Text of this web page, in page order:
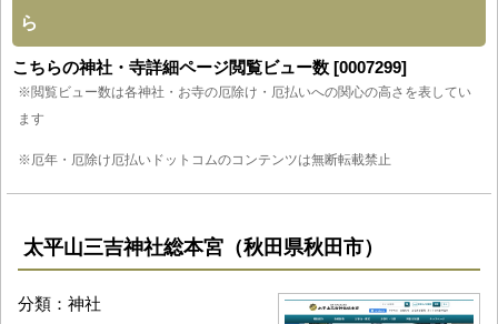
ら
こちらの神社・寺詳細ページ閲覧ビュー数 [0007299]
※閲覧ビュー数は各神社・お寺の厄除け・厄払いへの関心の高さを表してい
ます
※厄年・厄除け厄払いドットコムのコンテンツは無断転載禁止
太平山三吉神社総本宮（秋田県秋田市）
分類：神社